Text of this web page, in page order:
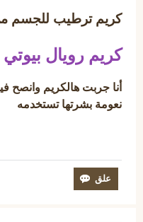
كريم ترطيب للجسم
كريم رويال
أنا جربت هالكريم وانصح
نعومة بشرتها تستخدمه